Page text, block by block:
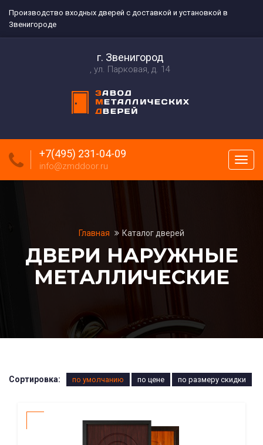
Производство входных дверей с доставкой и установкой в
Звенигороде
г. Звенигород
ул. Парковая, д. 14
меню
+7(495) 231-04-09
info@zmddoor.ru
Главная Каталог дверей
ДВЕРИ НАРУЖНЫЕ
МЕТАЛЛИЧЕСКИЕ
Сортировка: по умолчанию по цене по размеру скидки